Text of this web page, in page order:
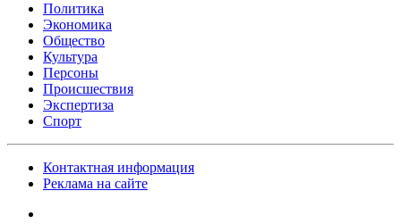
Политика
Экономика
Общество
Культура
Персоны
Происшествия
Экспертиза
Спорт
Контактная информация
Реклама на сайте